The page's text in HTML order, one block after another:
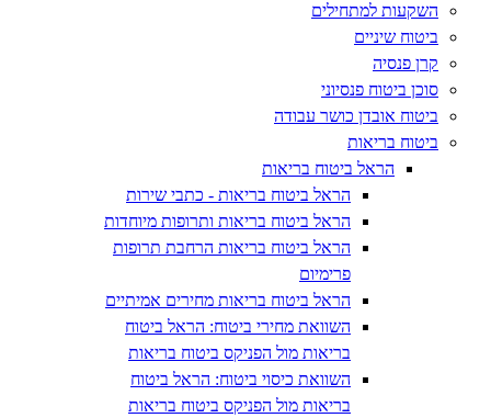
השקעות למתחילים
ביטוח שיניים
קרן פנסיה
סוכן ביטוח פנסיוני
ביטוח אובדן כושר עבודה
ביטוח בריאות
הראל ביטוח בריאות
הראל ביטוח בריאות - כתבי שירות
הראל ביטוח בריאות ותרופות מיוחדות
הראל ביטוח בריאות הרחבת תרופות
פרימיום
הראל ביטוח בריאות מחירים אמיתיים
השוואת מחירי ביטוח: הראל ביטוח
בריאות מול הפניקס ביטוח בריאות
השוואת כיסוי ביטוח: הראל ביטוח
בריאות מול הפניקס ביטוח בריאות